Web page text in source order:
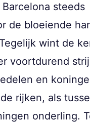
steeds
de bloeiende
wint de
voortdurend
en
rijken, als
onderling.